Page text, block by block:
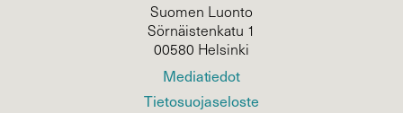
Suomen Luonto
Sörnäistenkatu 1
00580 Helsinki
Mediatiedot
Tietosuojaseloste